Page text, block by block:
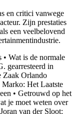
en critici vanwege
Zijn prestaties
een veelbelovend
• Wat is de normale
gearresteerd in
Zaak Orlando
Het Laatste
• Getrouwd op het
je moet weten over
Joran van der Sloot: